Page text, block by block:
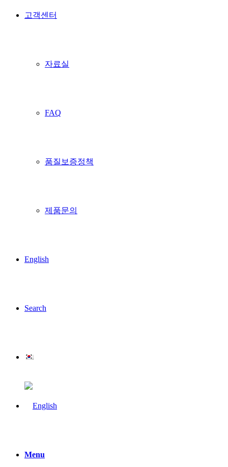
고객센터
자료실
FAQ
품질보증정책
제품문의
English
Search
Menu